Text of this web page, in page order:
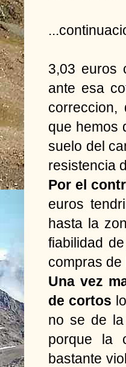
3,03 euros
ante esa
que hemos
suelo del
resistencia
Por el
euros
hasta la
fiabilidad
compras de
Una vez
de cortos
no se de
porque la
bastante